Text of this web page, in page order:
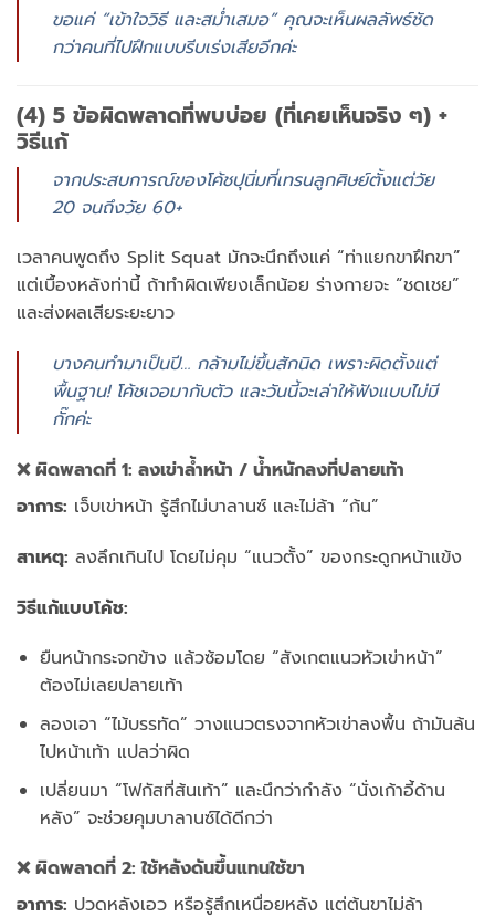
ขอแค่ “เข้าใจวิธี และสม่ำเสมอ” คุณจะเห็นผลลัพธ์ชัด
กว่าคนที่ไปฝึกแบบรีบเร่งเสียอีกค่ะ
(4) 5 ข้อผิดพลาดที่พบบ่อย (ที่เคยเห็นจริง ๆ) +
วิธีแก้
จากประสบการณ์ของโค้ชปุนิ่มที่เทรนลูกศิษย์ตั้งแต่วัย
20 จนถึงวัย 60+
เวลาคนพูดถึง Split Squat มักจะนึกถึงแค่ “ท่าแยกขาฝึกขา”
แต่เบื้องหลังท่านี้ ถ้าทำผิดเพียงเล็กน้อย ร่างกายจะ “ชดเชย”
และส่งผลเสียระยะยาว
บางคนทำมาเป็นปี… กล้ามไม่ขึ้นสักนิด เพราะผิดตั้งแต่
พื้นฐาน! โค้ชเจอมากับตัว และวันนี้จะเล่าให้ฟังแบบไม่มี
กั๊กค่ะ
❌ ผิดพลาดที่ 1: ลงเข่าล้ำหน้า / น้ำหนักลงที่ปลายเท้า
อาการ: เจ็บเข่าหน้า รู้สึกไม่บาลานซ์ และไม่ล้า “ก้น”
สาเหตุ: ลงลึกเกินไป โดยไม่คุม “แนวตั้ง” ของกระดูกหน้าแข้ง
วิธีแก้แบบโค้ช:
ยืนหน้ากระจกข้าง แล้วซ้อมโดย “สังเกตแนวหัวเข่าหน้า”
ต้องไม่เลยปลายเท้า
ลองเอา “ไม้บรรทัด” วางแนวตรงจากหัวเข่าลงพื้น ถ้ามันล้น
ไปหน้าเท้า แปลว่าผิด
เปลี่ยนมา “โฟกัสที่ส้นเท้า” และนึกว่ากำลัง “นั่งเก้าอี้ด้าน
หลัง” จะช่วยคุมบาลานซ์ได้ดีกว่า
❌ ผิดพลาดที่ 2: ใช้หลังดันขึ้นแทนใช้ขา
อาการ: ปวดหลังเอว หรือรู้สึกเหนื่อยหลัง แต่ต้นขาไม่ล้า